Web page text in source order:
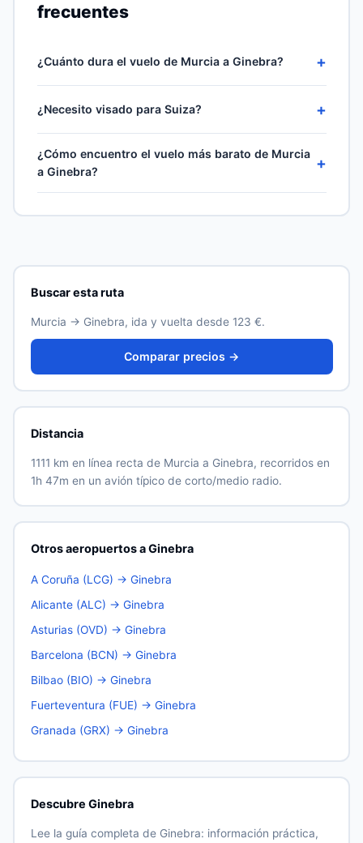
frecuentes
¿Cuánto dura el vuelo de Murcia a Ginebra? +
línea recta en unas 1h 47m de crucero, más 30-60
largas suelen tener una escala — comprueba la
disponibilidad de vuelos directos y la duración total en
¿Necesito visado para Suiza? +
dentro del espacio Schengen. Para destinos fuera de la
UE, consulta los requisitos de entrada en
exteriores.gob.es antes de reservar. La autorización
ETIAS se aplicará a algunos destinos cuando entre en
¿Cómo encuentro el vuelo más barato de Murcia
a Ginebra?
+
agencias en una sola búsqueda, mantén fechas
Buscar esta ruta
Murcia → Ginebra, ida y vuelta desde 123 €.
Comparar precios →
Distancia
1111 km en línea recta de Murcia a Ginebra, recorridos en
1h 47m en un avión típico de corto/medio radio.
Otros aeropuertos a Ginebra
A Coruña (LCG) → Ginebra
Alicante (ALC) → Ginebra
Asturias (OVD) → Ginebra
Barcelona (BCN) → Ginebra
Bilbao (BIO) → Ginebra
Fuerteventura (FUE) → Ginebra
Granada (GRX) → Ginebra
Descubre Ginebra
Lee la guía completa de Ginebra: información práctica,